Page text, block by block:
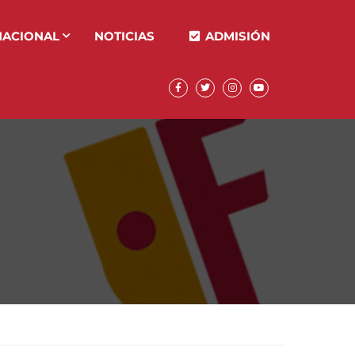
NOTICIAS ADMISIÓN